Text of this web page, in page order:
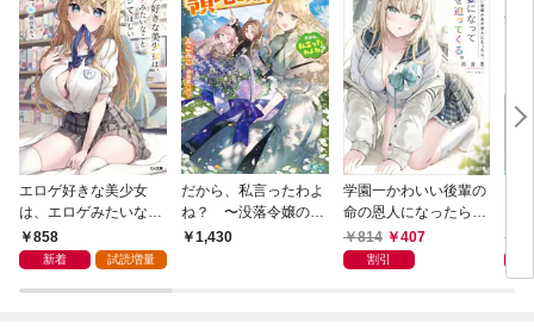
エロゲ好きな美少女
は、エロゲみたいなこ
と全部シてほしい【電
子ＳＳ特典付き】
858
新着 試読増量
だから、私言ったわよ
ね？ 〜没落令嬢の案
外楽しい領地改革〜
1,430
学園一かわいい後輩の
命の恩人になったら、
通い妻になって関係を
迫ってくる。
814 407
割引